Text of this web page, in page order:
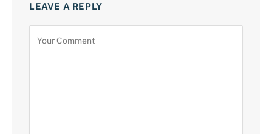
LEAVE A REPLY